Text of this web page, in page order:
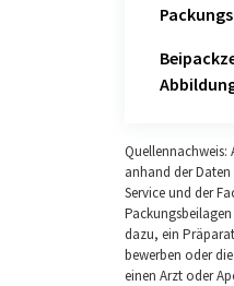
Quellennachweis:
anhand der
Service und der
dazu, ein
bewerben oder
einen Arzt oder